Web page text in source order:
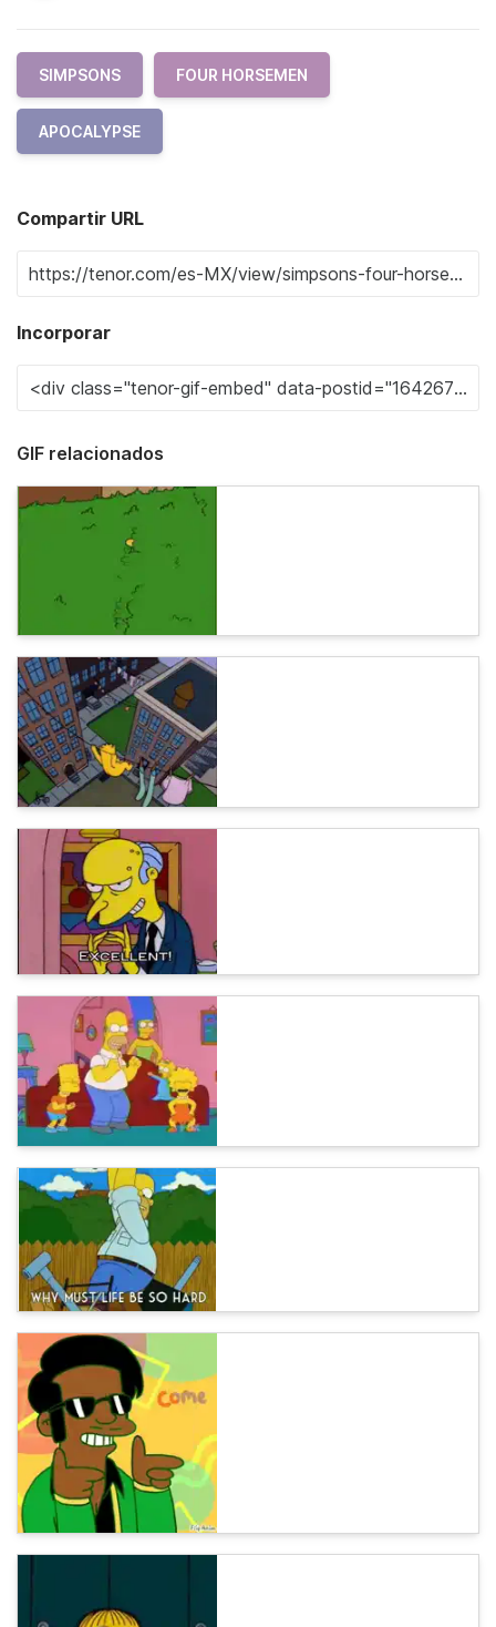
SIMPSONS FOUR HORSEMEN
APOCALYPSE
Compartir URL
Incorporar
GIF relacionados